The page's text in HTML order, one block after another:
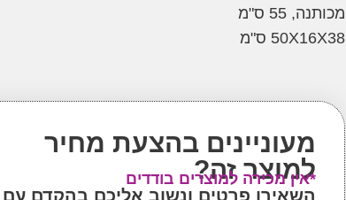
מכותנה, 55 ס"מ
50X16X38 ס"מ
מעוניינים בהצעת מחיר
למוצר זה?
*אין מכירה למוצרים בודדים
השאירו פרטים ונשוב אליכם בהקדם עם